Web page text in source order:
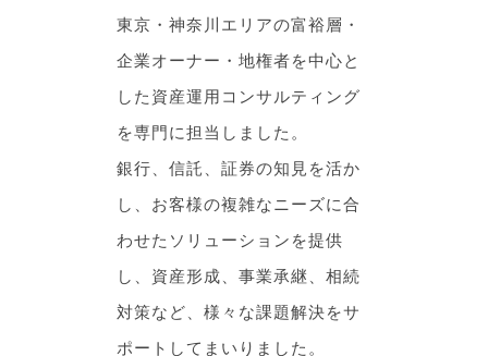
東京・神奈川エリアの富裕層・
企業オーナー・地権者を中心と
した資産運用コンサルティング
を専門に担当しました。
銀行、信託、証券の知見を活か
し、お客様の複雑なニーズに合
わせたソリューションを提供
し、資産形成、事業承継、相続
対策など、様々な課題解決をサ
ポートしてまいりました。